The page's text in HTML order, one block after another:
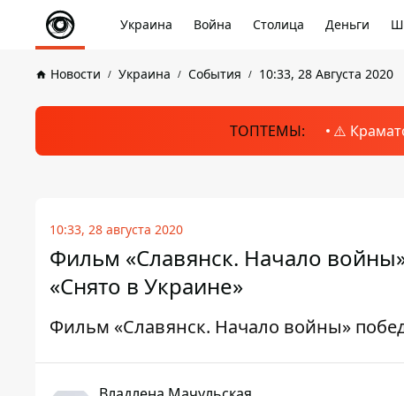
Украина Война Столица Деньги
Новости Украина События 10:33, 28 Августа 2020
ТОПТЕМЫ: ⚠️
10:33, 28 августа 2020
Фильм «Славянск. Начало
«Снято в Украине»
Фильм «Славянск. Начало войны»